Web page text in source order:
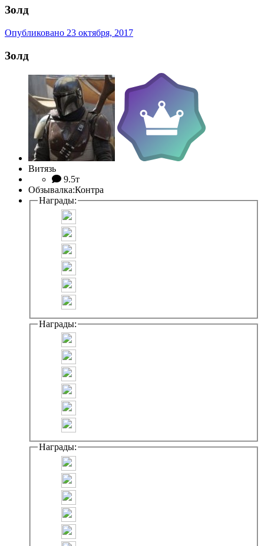
Золд
Опубликовано 23 октября, 2017
Золд
Витязь
9.5т
Обзывалка:Контра
Награды:
Награды:
Награды: